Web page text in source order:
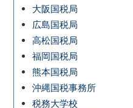
大阪国税局
広島国税局
高松国税局
福岡国税局
熊本国税局
沖縄国税事務所
税務大学校